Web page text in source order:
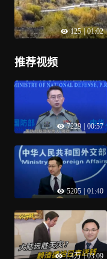
125 | 01:02
推荐视频
7229 00:57
5205 01:40
1.4万 | 03:09